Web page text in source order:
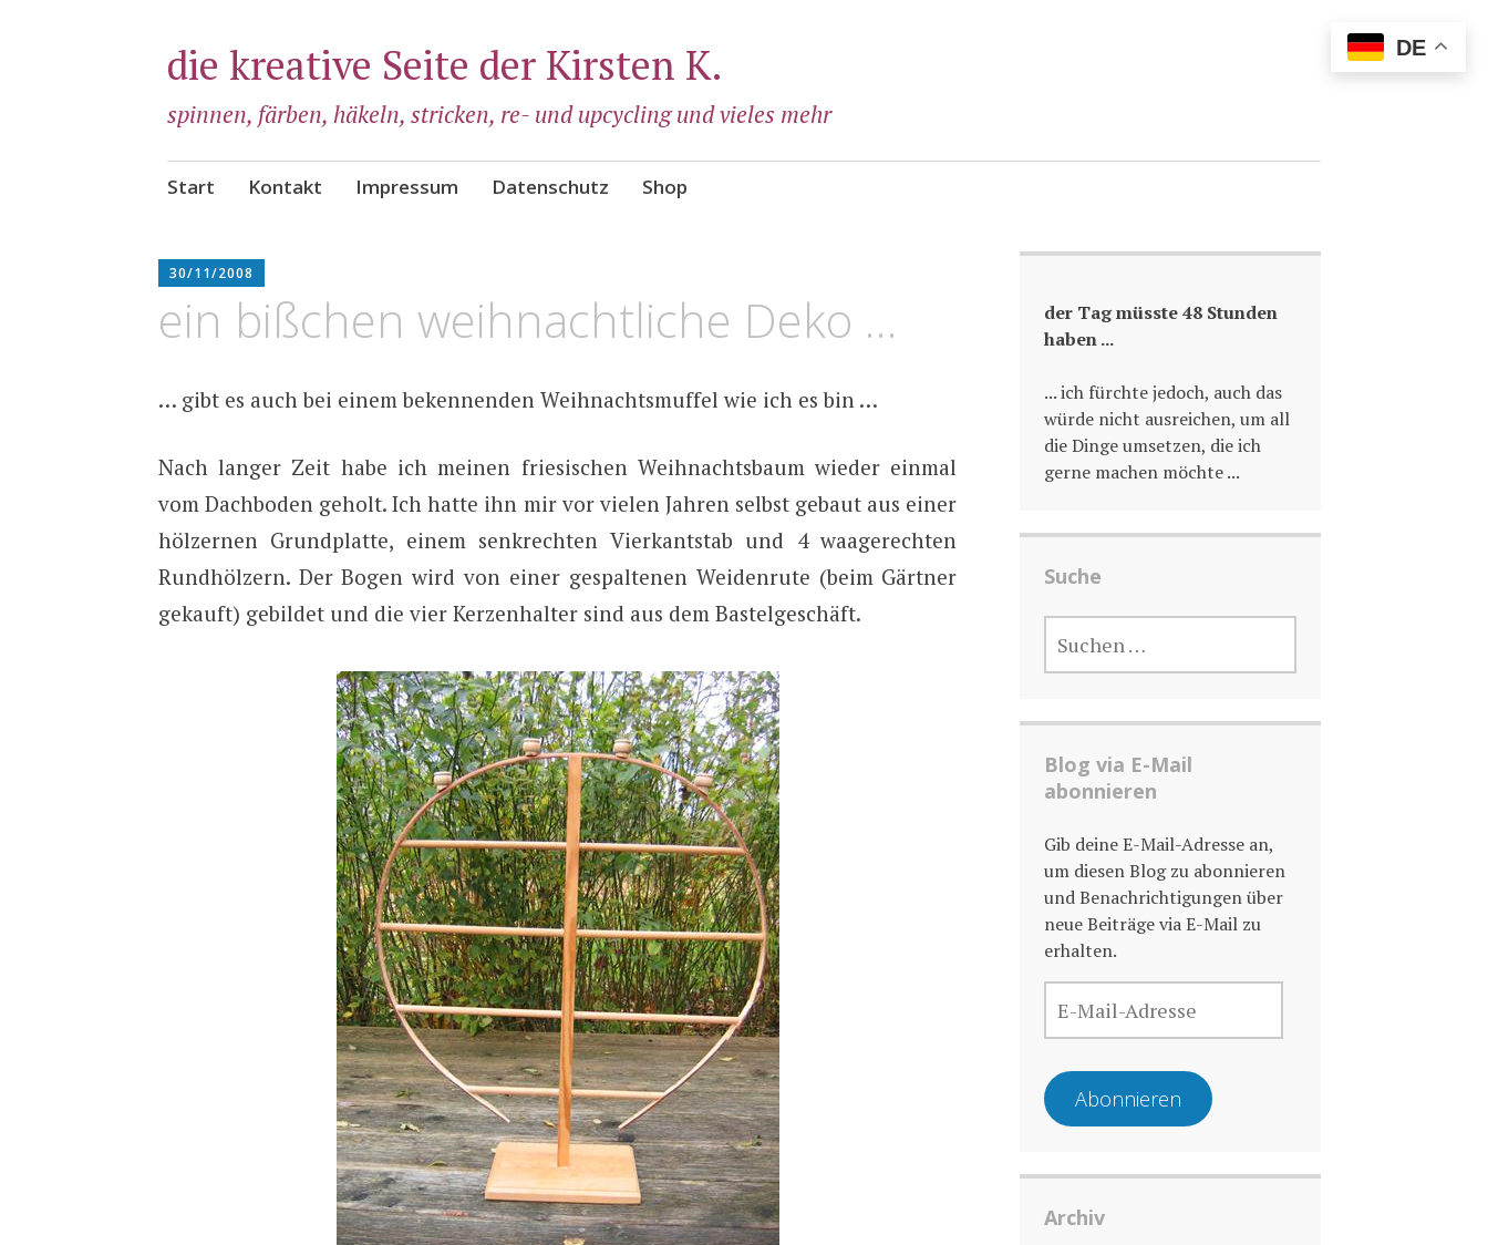
die kreative Seite der Kirsten K.
spinnen, färben, häkeln, stricken, re- und upcycling und vieles mehr
Zum
Start Kontakt Impressum Datenschutz Shop
30/11/2008
ein bißchen weihnachtliche Deko …
… gibt es auch bei einem bekennenden Weihnachtsmuffel wie ich es bin …
Nach langer Zeit habe ich meinen friesischen Weihnachtsbaum wieder einmal
vom Dachboden geholt. Ich hatte ihn mir vor vielen Jahren selbst gebaut aus einer
hölzernen Grundplatte, einem senkrechten Vierkantstab und 4 waagerechten
Rundhölzern. Der Bogen wird von einer gespaltenen Weidenrute (beim Gärtner
gekauft) gebildet und die vier Kerzenhalter sind aus dem Bastelgeschäft.
der Tag müsste 48 Stunden
haben ...
... ich fürchte jedoch, auch das
würde nicht ausreichen, um all
die Dinge umsetzen, die ich
gerne machen möchte ...
Suche
NACH:
Blog via E-Mail
abonnieren
Gib deine E-Mail-Adresse an,
um diesen Blog zu abonnieren
und Benachrichtigungen über
neue Beiträge via E-Mail zu
erhalten.
MAIL-
ADRESSE
Abonnieren
Archiv
DE